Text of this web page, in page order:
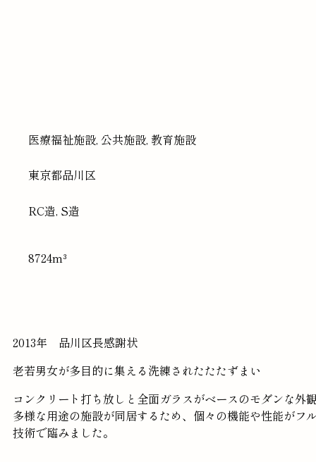
医療福祉施設, 公共施設, 教育施設
東京都品川区
RC造, S造
8724m³
2013年 品川区長感謝状
老若男女が多目的に集える洗練されたたたずまい
コンクリート打ち放しと全面ガラスがベースのモダンな
多様な用途の施設が同居するため、個々の機能や性能が
技術で臨みました。